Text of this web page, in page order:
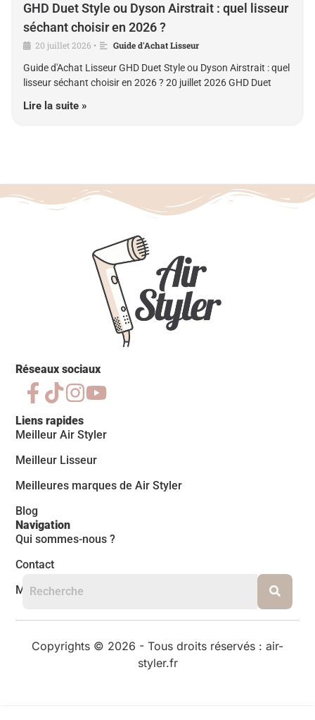
GHD Duet Style ou Dyson Airstrait : quel lisseur
séchant choisir en 2026 ?
20 juillet 2026 •
Guide d'Achat Lisseur
Guide d'Achat Lisseur GHD Duet Style ou Dyson Airstrait : quel
lisseur séchant choisir en 2026 ? 20 juillet 2026 GHD Duet
Lire la suite »
Réseaux sociaux
Liens rapides
Meilleur Air Styler
Meilleur Lisseur
Meilleures marques de Air Styler
Blog
Navigation
Qui sommes-nous ?
Contact
Mentions légales
Copyrights © 2026 - Tous droits réservés : air-
styler.fr